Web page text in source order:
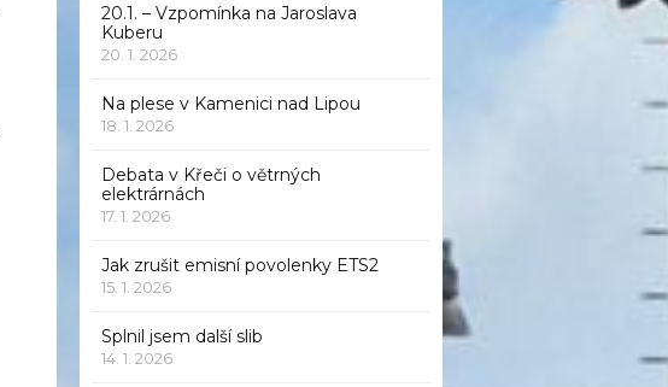
20.1. – Vzpomínka na Jaroslava
Kuberu
20. 1. 2026
Na plese v Kamenici nad Lipou
18. 1. 2026
Debata v Křeči o větrných
elektrárnách
17. 1. 2026
Jak zrušit emisní povolenky ETS2
15. 1. 2026
Splnil jsem další slib
14. 1. 2026